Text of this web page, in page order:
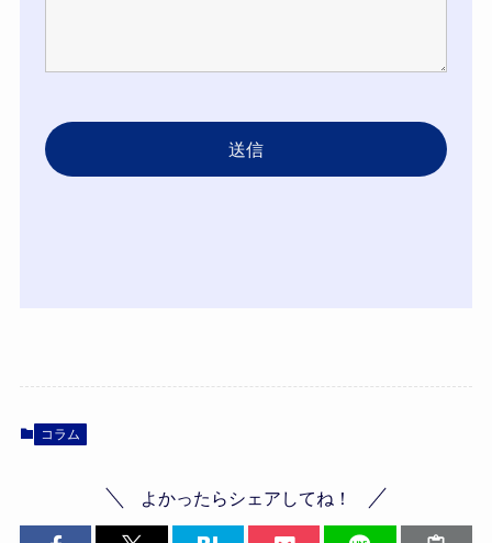
コラム
よかったらシェアしてね！